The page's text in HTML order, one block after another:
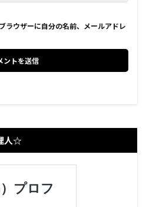
ラウザーに自分の名前、メールアドレ
人☆